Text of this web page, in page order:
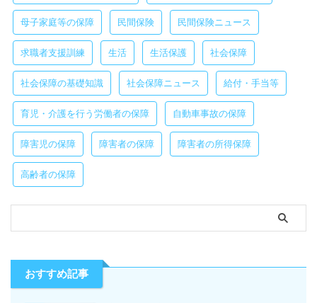
母子家庭等の保障 民間保険 民間保険ニュース
求職者支援訓練 生活 生活保護 社会保障
社会保障の基礎知識 社会保障ニュース 給付・手当等
育児・介護を行う労働者の保障 自動車事故の保障
障害児の保障 障害者の保障 障害者の所得保障
高齢者の保障
おすすめ記事